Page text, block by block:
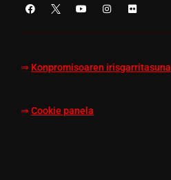
⇒ Konpromisoaren irisgarritasuna
⇒ Cookie panela